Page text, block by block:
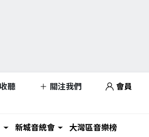
收聽 關注我們 會員
新城音統會 大灣區音樂榜